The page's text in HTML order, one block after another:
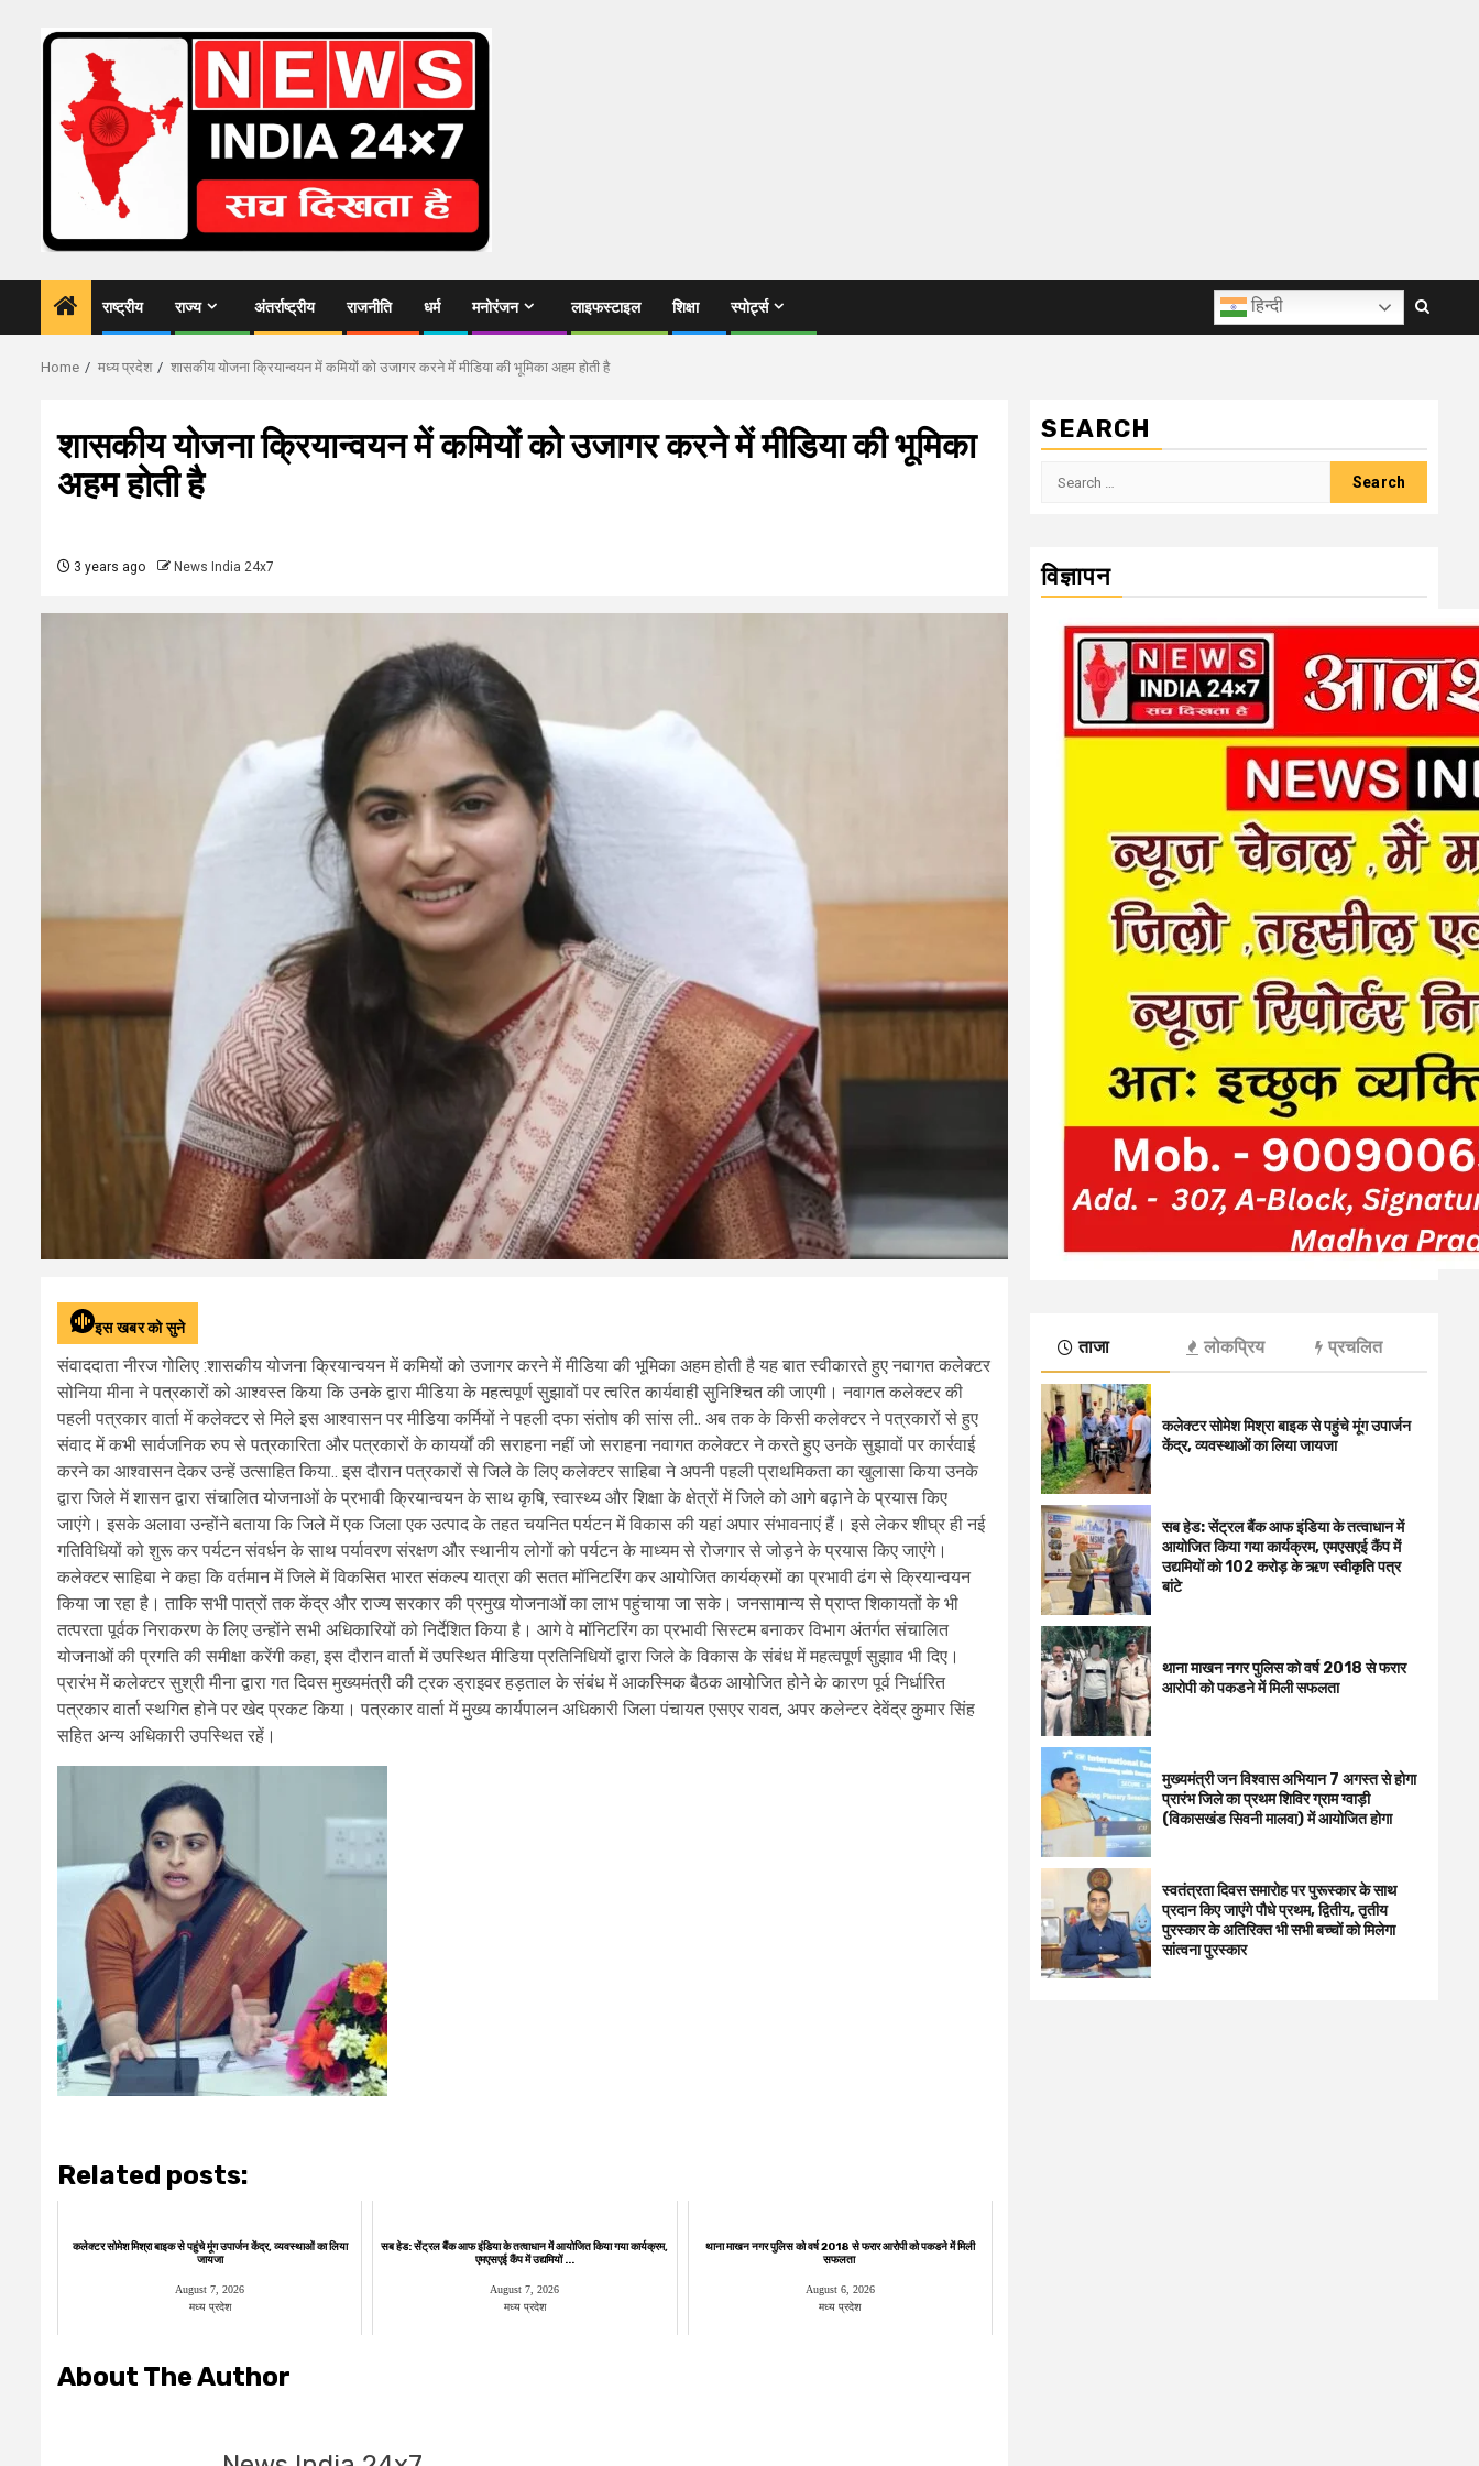
राष्ट्रीय राज्य अंतर्राष्ट्रीय राजनीति धर्म मनोरंजन लाइफस्टाइल शिक्षा स्पोर्ट्स हिन्दी
Home मध्य प्रदेश शासकीय योजना क्रियान्वयन में कमियों को उजागर करने में मीडिया की भूमिका अहम होती है
शासकीय योजना क्रियान्वयन में कमियों को उजागर करने में मीडिया की भूमिका
अहम होती है
3 years ago News India 24x7
इस खबर को सुने
संवाददाता नीरज गोलिए :शासकीय योजना क्रियान्वयन में कमियों को उजागर करने में मीडिया की भूमिका अहम होती है यह बात स्वीकारते हुए नवागत कलेक्टर
सोनिया मीना ने पत्रकारों को आश्वस्त किया कि उनके द्वारा मीडिया के महत्वपूर्ण सुझावों पर त्वरित कार्यवाही सुनिश्चित की जाएगी। नवागत कलेक्टर की
पहली पत्रकार वार्ता में कलेक्टर से मिले इस आश्वासन पर मीडिया कर्मियों ने पहली दफा संतोष की सांस ली.. अब तक के किसी कलेक्टर ने पत्रकारों से हुए
संवाद में कभी सार्वजनिक रुप से पत्रकारिता और पत्रकारों के कायर्यों की सराहना नहीं जो सराहना नवागत कलेक्टर ने करते हुए उनके सुझावों पर कार्रवाई
करने का आश्वासन देकर उन्हें उत्साहित किया.. इस दौरान पत्रकारों से जिले के लिए कलेक्टर साहिबा ने अपनी पहली प्राथमिकता का खुलासा किया उनके
द्वारा जिले में शासन द्वारा संचालित योजनाओं के प्रभावी क्रियान्वयन के साथ कृषि, स्वास्थ्य और शिक्षा के क्षेत्रों में जिले को आगे बढ़ाने के प्रयास किए
जाएंगे। इसके अलावा उन्होंने बताया कि जिले में एक जिला एक उत्पाद के तहत चयनित पर्यटन में विकास की यहां अपार संभावनाएं हैं। इसे लेकर शीघ्र ही नई
गतिविधियों को शुरू कर पर्यटन संवर्धन के साथ पर्यावरण संरक्षण और स्थानीय लोगों को पर्यटन के माध्यम से रोजगार से जोड़ने के प्रयास किए जाएंगे।
कलेक्टर साहिबा ने कहा कि वर्तमान में जिले में विकसित भारत संकल्प यात्रा की सतत मॉनिटरिंग कर आयोजित कार्यक्रमों का प्रभावी ढंग से क्रियान्वयन
किया जा रहा है। ताकि सभी पात्रों तक केंद्र और राज्य सरकार की प्रमुख योजनाओं का लाभ पहुंचाया जा सके। जनसामान्य से प्राप्त शिकायतों के भी
तत्परता पूर्वक निराकरण के लिए उन्होंने सभी अधिकारियों को निर्देशित किया है। आगे वे मॉनिटरिंग का प्रभावी सिस्टम बनाकर विभाग अंतर्गत संचालित
योजनाओं की प्रगति की समीक्षा करेंगी कहा, इस दौरान वार्ता में उपस्थित मीडिया प्रतिनिधियों द्वारा जिले के विकास के संबंध में महत्वपूर्ण सुझाव भी दिए।
प्रारंभ में कलेक्टर सुश्री मीना द्वारा गत दिवस मुख्यमंत्री की ट्रक ड्राइवर हड़ताल के संबंध में आकस्मिक बैठक आयोजित होने के कारण पूर्व निर्धारित
पत्रकार वार्ता स्थगित होने पर खेद प्रकट किया। पत्रकार वार्ता में मुख्य कार्यपालन अधिकारी जिला पंचायत एसएर रावत, अपर कलेन्टर देवेंद्र कुमार सिंह
सहित अन्य अधिकारी उपस्थित रहें।
Related posts:
कलेक्टर सोमेश मिश्रा बाइक से पहुंचे मूंग उपार्जन केंद्र, व्यवस्थाओं का लिया
जायजा
August 7, 2026
मध्य प्रदेश
सब हेड: सेंट्रल बैंक आफ इंडिया के तत्वाधान में आयोजित किया गया कार्यक्रम,
एमएसएई कैंप में उद्यमियों ...
August 7, 2026
मध्य प्रदेश
थाना माखन नगर पुलिस को वर्ष 2018 से फरार आरोपी को पकडने में मिली
सफलता
August 6, 2026
मध्य प्रदेश
About The Author
SEARCH
Search
विज्ञापन
ताजा लोकप्रिय प्रचलित
कलेक्टर सोमेश मिश्रा बाइक से पहुंचे मूंग उपार्जन
केंद्र, व्यवस्थाओं का लिया जायजा
सब हेड: सेंट्रल बैंक आफ इंडिया के तत्वाधान में
आयोजित किया गया कार्यक्रम, एमएसएई कैंप में
उद्यमियों को 102 करोड़ के ऋण स्वीकृति पत्र
बांटे
थाना माखन नगर पुलिस को वर्ष 2018 से फरार
आरोपी को पकडने में मिली सफलता
मुख्यमंत्री जन विश्वास अभियान 7 अगस्त से होगा
प्रारंभ जिले का प्रथम शिविर ग्राम ग्वाड़ी
(विकासखंड सिवनी मालवा) में आयोजित होगा
स्वतंत्रता दिवस समारोह पर पुरूस्‍कार के साथ
प्रदान किए जाएंगे पौधे प्रथम, द्वितीय, तृतीय
पुरस्कार के अतिरिक्त भी सभी बच्चों को मिलेगा
सांत्वना पुरस्कार